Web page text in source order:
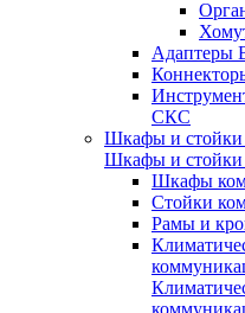
Адаптеры
СКС
Шкафы и
Шкафы и
Шкафы
Стойки
Рамы и